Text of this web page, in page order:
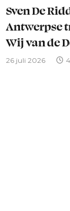
Sven De
Antwerpse
Wij van de
26 juli 2026